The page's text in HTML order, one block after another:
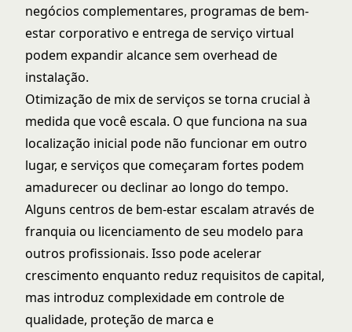
negócios complementares, programas de bem-
estar corporativo e entrega de serviço virtual
podem expandir alcance sem overhead de
instalação.
Otimização de mix de serviços se torna crucial à
medida que você escala. O que funciona na sua
localização inicial pode não funcionar em outro
lugar, e serviços que começaram fortes podem
amadurecer ou declinar ao longo do tempo.
Alguns centros de bem-estar escalam através de
franquia ou licenciamento de seu modelo para
outros profissionais. Isso pode acelerar
crescimento enquanto reduz requisitos de capital,
mas introduz complexidade em controle de
qualidade, proteção de marca e